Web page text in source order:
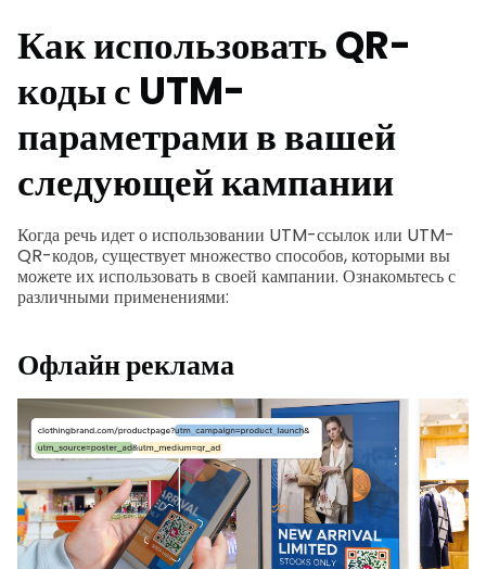
Как использовать QR-
коды с UTM-
параметрами в вашей
следующей кампании
Когда речь идет о использовании UTM-ссылок или UTM-
QR-кодов, существует множество способов, которыми вы
можете их использовать в своей кампании. Ознакомьтесь с
различными применениями:
Офлайн реклама